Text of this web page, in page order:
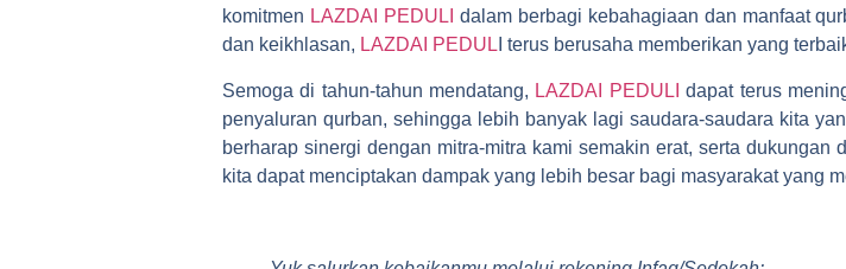
komitmen LAZDAI PEDULI dalam berbagi kebahagiaan dan manfaat
dan keikhlasan, LAZDAI PEDUL I terus berusaha memberikan yang
Semoga di tahun-tahun mendatang, LAZDAI PEDULI dapat terus
penyaluran qurban, sehingga lebih banyak lagi saudara-saudara kita
berharap sinergi dengan mitra-mitra kami semakin erat, serta
kita dapat menciptakan dampak yang lebih besar bagi masyarakat yang